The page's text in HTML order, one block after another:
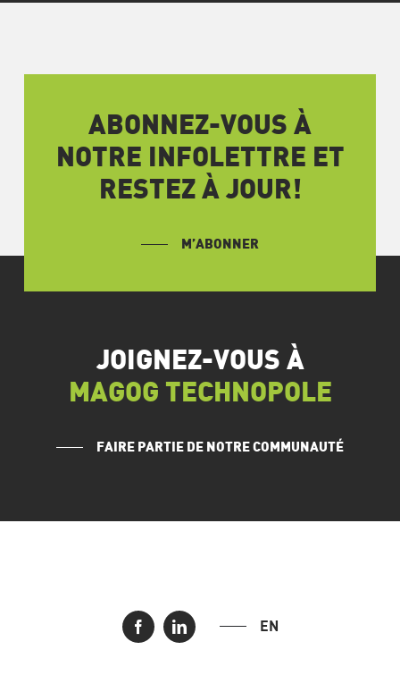
ABONNEZ-VOUS À
NOTRE INFOLETTRE ET
RESTEZ À JOUR!
M’ABONNER
JOIGNEZ-VOUS À
MAGOG TECHNOPOLE
FAIRE PARTIE DE NOTRE COMMUNAUTÉ
EN